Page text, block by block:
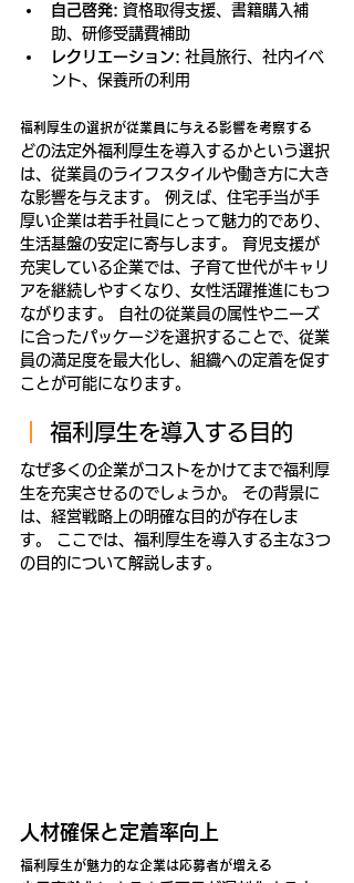
自己啓発: 資格取得支援、書籍購入補
助、研修受講費補助
レクリエーション: 社員旅行、社内イベ
ント、保養所の利用
福利厚生の選択が従業員に与える影響を考察する
どの法定外福利厚生を導入するかという選択
は、従業員のライフスタイルや働き方に大き
な影響を与えます。 例えば、住宅手当が手
厚い企業は若手社員にとって魅力的であり、
生活基盤の安定に寄与します。 育児支援が
充実している企業では、子育て世代がキャリ
アを継続しやすくなり、女性活躍推進にもつ
ながります。 自社の従業員の属性やニーズ
に合ったパッケージを選択することで、従業
員の満足度を最大化し、組織への定着を促す
ことが可能になります。
福利厚生を導入する目的
なぜ多くの企業がコストをかけてまで福利厚
生を充実させるのでしょうか。 その背景に
は、経営戦略上の明確な目的が存在しま
す。 ここでは、福利厚生を導入する主な3つ
の目的について解説します。
人材確保と定着率向上
福利厚生が魅力的な企業は応募者が増える